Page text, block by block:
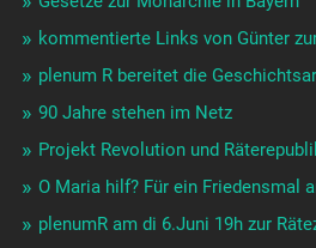
kommentierte Links von Günter
plenum R bereitet die
90 Jahre stehen im Netz
Projekt Revolution und
O Maria hilf? Für ein Friedensmal
plenumR am di 6.Juni 19h zur